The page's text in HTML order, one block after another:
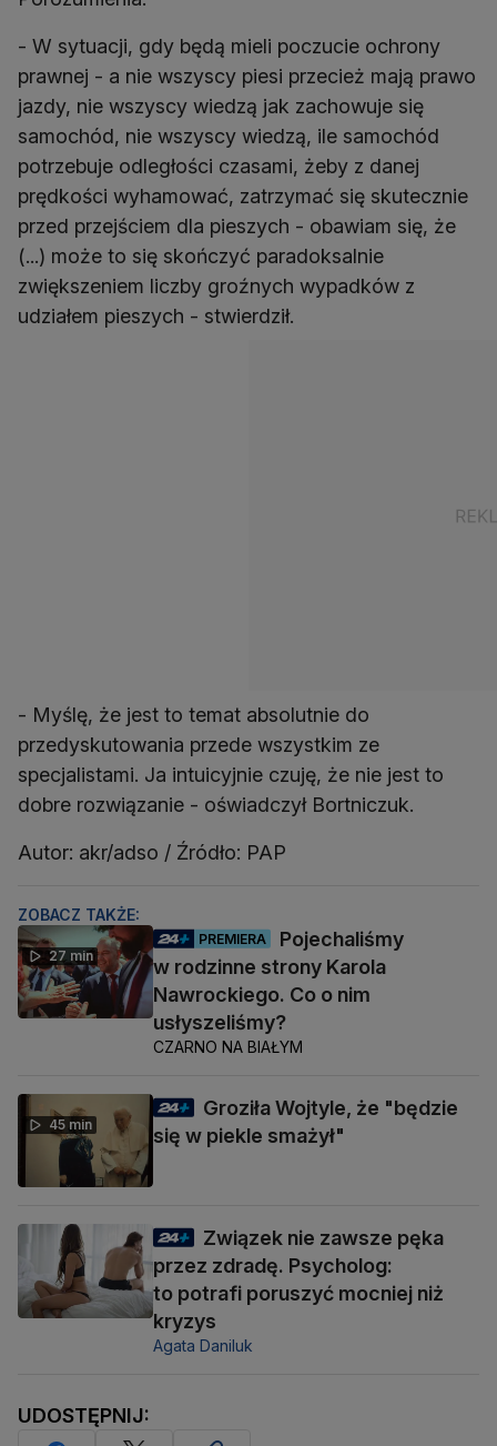
- W sytuacji, gdy będą mieli poczucie ochrony
prawnej - a nie wszyscy piesi przecież mają prawo
jazdy, nie wszyscy wiedzą jak zachowuje się
samochód, nie wszyscy wiedzą, ile samochód
potrzebuje odległości czasami, żeby z danej
prędkości wyhamować, zatrzymać się skutecznie
przed przejściem dla pieszych - obawiam się, że
(...) może to się skończyć paradoksalnie
zwiększeniem liczby groźnych wypadków z
udziałem pieszych - stwierdził.
- Myślę, że jest to temat absolutnie do
przedyskutowania przede wszystkim ze
specjalistami. Ja intuicyjnie czuję, że nie jest to
dobre rozwiązanie - oświadczył Bortniczuk.
Autor: akr/adso / Źródło: PAP
ZOBACZ TAKŻE:
27 min
PREMIERA
Pojechaliśmy
w rodzinne strony Karola
Nawrockiego. Co o nim
usłyszeliśmy?
CZARNO NA BIAŁYM
45 min
Groziła Wojtyle, że "będzie
się w piekle smażył"
Związek nie zawsze pęka
przez zdradę. Psycholog:
to potrafi poruszyć mocniej niż
kryzys
Agata Daniluk
UDOSTĘPNIJ: